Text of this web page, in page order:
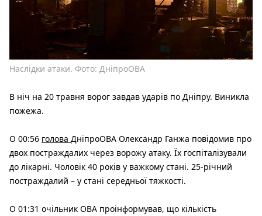
Наслідки атаки. Фото: ДніпроОВА
В ніч на 20 травня ворог завдав ударів по Дніпру. Виникла
пожежа.
О 00:56 голова ДніпроОВА Олександр Ганжа повідомив про
двох постраждалих через ворожу атаку. Їх госпіталізували
до лікарні. Чоловік 40 років у важкому стані. 25-річний
постраждалий – у стані середньої тяжкості.
О 01:31 очільник ОВА проінформував, що кількість